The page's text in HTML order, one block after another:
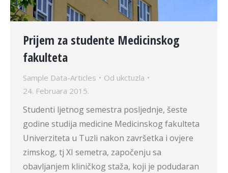
Prijem za studente Medicinskog
fakulteta
Sample Data-Articles Od ukctuzla
24. Februara 2015.
Studenti ljetnog semestra posljednje, šeste
godine studija medicine Medicinskog fakulteta
Univerziteta u Tuzli nakon završetka i ovjere
zimskog, tj XI semetra, započenju sa
obavljanjem kliničkog staža, koji je podudaran